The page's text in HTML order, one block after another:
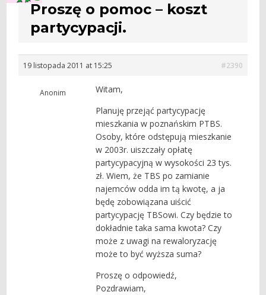
Proszę o pomoc – koszt
partycypacji.
19 listopada 2011 at 15:25 #2390
Anonim
Witam,
Planuję przejąć partycypację
mieszkania w poznańskim PTBS.
Osoby, które odstępują mieszkanie
w 2003r. uiszczały opłatę
partycypacyjną w wysokości 23 tys.
zł. Wiem, że TBS po zamianie
najemców odda im tą kwotę, a ja
będę zobowiązana uiścić
partycypację TBSowi. Czy będzie to
dokładnie taka sama kwota? Czy
może z uwagi na rewaloryzację
może to być wyższa suma?
Proszę o odpowiedź,
Pozdrawiam,